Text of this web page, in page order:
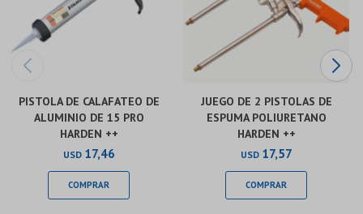
PISTOLA DE CALAFATEO DE
ALUMINIO DE 15 PRO
HARDEN ++
USD 17,46
JUEGO DE 2 PISTOLAS DE
ESPUMA POLIURETANO
HARDEN ++
USD 17,57